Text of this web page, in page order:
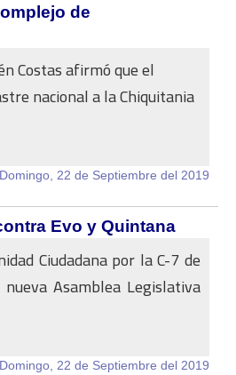
de
Costas afirmó que el
nacional a la Chiquitania
Domingo, 22 de Septiembre del 2019
Evo y Quintana
Ciudadana por la C-7 de
Asamblea Legislativa
Domingo, 22 de Septiembre del 2019